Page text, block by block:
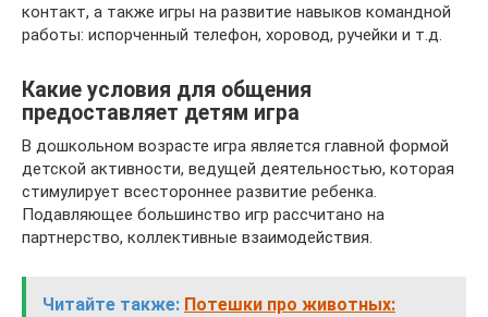
контакт, а также игры на развитие навыков командной
работы: испорченный телефон, хоровод, ручейки и т.д.
Какие условия для общения
предоставляет детям игра
В дошкольном возрасте игра является главной формой
детской активности, ведущей деятельностью, которая
стимулирует всестороннее развитие ребенка.
Подавляющее большинство игр рассчитано на
партнерство, коллективные взаимодействия.
Читайте также: Потешки про животных: